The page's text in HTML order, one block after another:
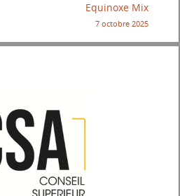
Equinoxe Mix
7 octobre 2025